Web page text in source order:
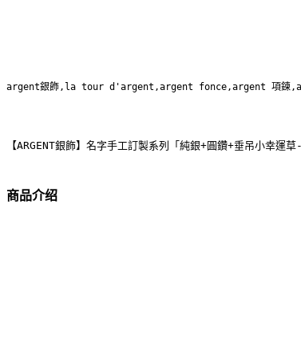
argent銀飾,la tour d'argent,argent fonce,argent 項鍊
【ARGENT銀飾】名字手工訂製系列「純銀+圓鑽+垂吊小幸運
商品介绍